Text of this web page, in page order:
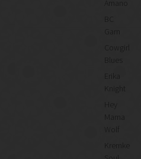
Cowgirl
Knight
Mama
Wolf
Kremke